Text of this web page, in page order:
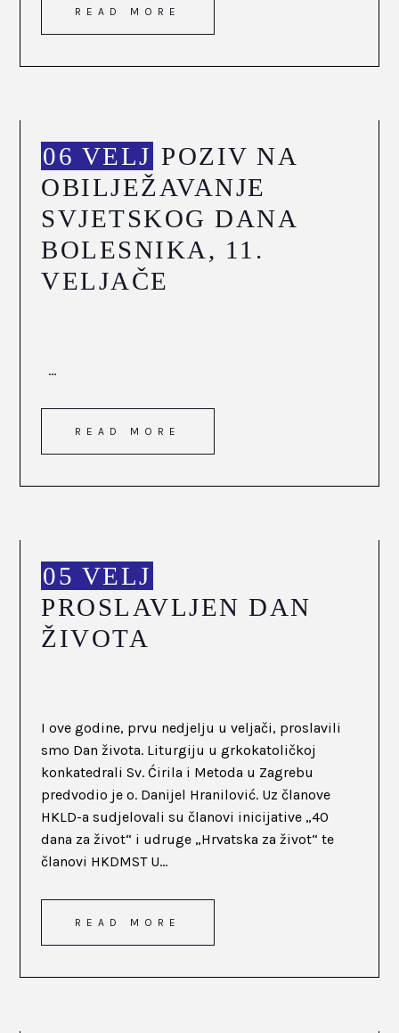
READ MORE
06 VELJ POZIV NA
OBILJEŽAVANJE
SVJETSKOG DANA
BOLESNIKA, 11.
VELJAČE
...
READ MORE
05 VELJ
PROSLAVLJEN DAN
ŽIVOTA
I ove godine, prvu nedjelju u veljači, proslavili
smo Dan života. Liturgiju u grkokatoličkoj
konkatedrali Sv. Ćirila i Metoda u Zagrebu
predvodio je o. Danijel Hranilović. Uz članove
HKLD-a sudjelovali su članovi inicijative „40
dana za život“ i udruge „Hrvatska za život“ te
članovi HKDMST U...
READ MORE